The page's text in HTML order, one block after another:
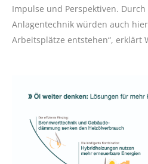
Impulse und Perspektiven.
Anlagentechnik würden auch
Arbeitsplätze entstehen“, erklärt